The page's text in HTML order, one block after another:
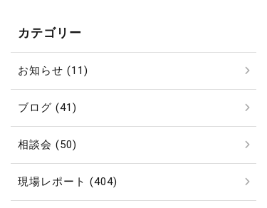
カテゴリー
お知らせ (11)
ブログ (41)
相談会 (50)
現場レポート (404)